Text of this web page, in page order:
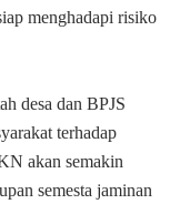
menghadapi risiko
desa dan BPJS
terhadap
akan semakin
semesta jaminan